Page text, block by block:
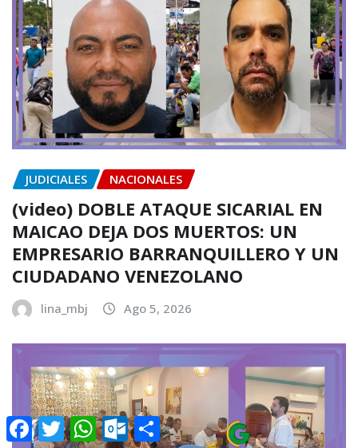
JUDICIALES NACIONALES
(video) DOBLE ATAQUE SICARIAL EN
MAICAO DEJA DOS MUERTOS: UN
EMPRESARIO BARRANQUILLERO Y UN
CIUDADANO VENEZOLANO
lina_mbj Ago 5, 2026
Facebook
TwitterWhatsAppOutlook.com
Compartir